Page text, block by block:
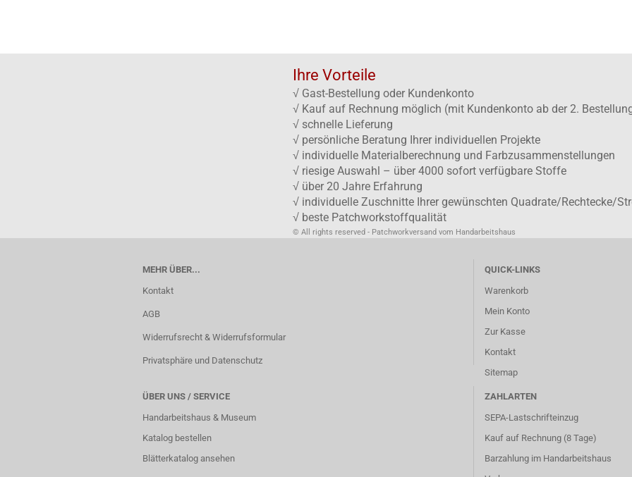
Ihre Vorteile
√ Gast-Bestellung oder Kundenkonto
√ Kauf auf Rechnung möglich (mit Kundenkonto ab der 2.
√ schnelle Lieferung
√ persönliche Beratung Ihrer individuellen Projekte
√ individuelle Materialberechnung und Farbzusammenstellungen
√ riesige Auswahl – über 4000 sofort verfügbare Stoffe
√ über 20 Jahre Erfahrung
√ individuelle Zuschnitte Ihrer gewünschten Quadrate/Rechtecke/
√ beste Patchworkstoffqualität
© All rights reserved - Patchworkversand vom Handarbeitshaus
MEHR ÜBER...
Kontakt
AGB
Widerrufsrecht & Widerrufsformular
Privatsphäre und Datenschutz
QUICK-LINKS
Warenkorb
Mein Konto
Zur Kasse
Kontakt
Sitemap
ÜBER UNS / SERVICE
Handarbeitshaus & Museum
Katalog bestellen
Blätterkatalog ansehen
ZAHLARTEN
SEPA-Lastschrifteinzug
Kauf auf Rechnung (8 Tage)
Barzahlung im Handarbeitshaus